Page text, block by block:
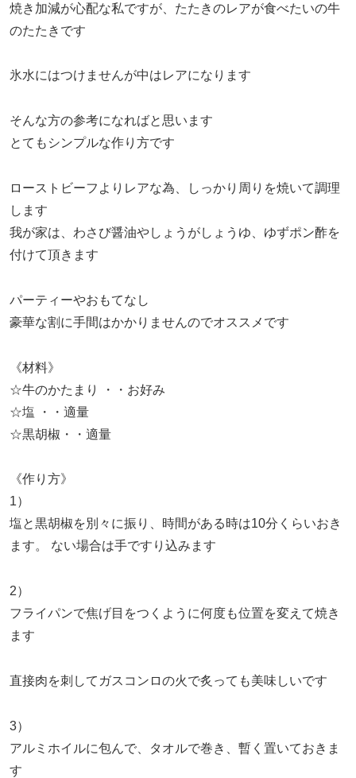
焼き加減が心配な私ですが、たたきのレアが食べたいの牛
のたたきです
氷水にはつけませんが中はレアになります
そんな方の参考になればと思います
とてもシンプルな作り方です
ローストビーフよりレアな為、しっかり周りを焼いて調理
します
我が家は、わさび醤油やしょうがしょうゆ、ゆずポン酢を
付けて頂きます
パーティーやおもてなし
豪華な割に手間はかかりませんのでオススメです
《材料》
☆牛のかたまり ・・お好み
☆塩 ・・適量
☆黒胡椒・・適量
《作り方》
1）
塩と黒胡椒を別々に振り、時間がある時は10分くらいおき
ます。 ない場合は手ですり込みます
2）
フライパンで焦げ目をつくように何度も位置を変えて焼き
ます
直接肉を刺してガスコンロの火で炙っても美味しいです
3）
アルミホイルに包んで、タオルで巻き、暫く置いておきま
す